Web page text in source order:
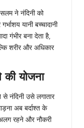
ने नंदिनी को
यानी बच्चादानी
गंभीर बना देता है,
शरीर और अधिकार
योजना
नंदिनी उसे लगातार
अब बर्दाश्त के
रहने और नौकरी